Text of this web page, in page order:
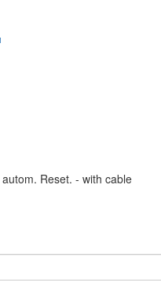
Reset. - with cable